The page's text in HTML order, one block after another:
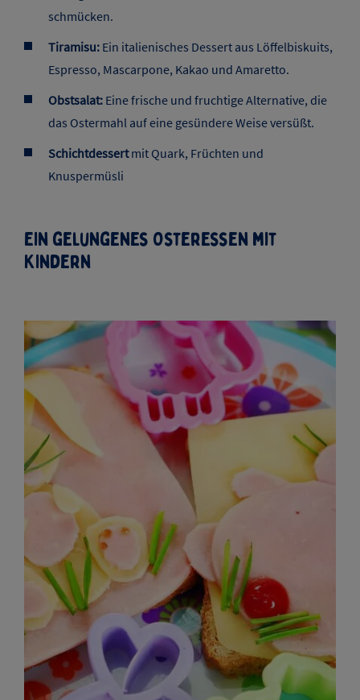
vorbereiten und ist ein echter Hingucker:
Panna Cotta:Eine cremige italienische
Dessertspezialität aus Sahne, Zucker und Vanille. Sie
kann mit frischen Beeren, Fruchtsoßen oder
Mousse au Chocolat:
Schlagsahne oder Schokoladenstreuseln
schmücken.
Obstsalat:Eine frische und fruchtige Alternative, die
das Ostermahl auf eine gesündere Weise versüßt.
Schichtdessertmit Quark, Früchten und
Knuspermüsli
Ein gelungenes Osteressen mit
Kindern